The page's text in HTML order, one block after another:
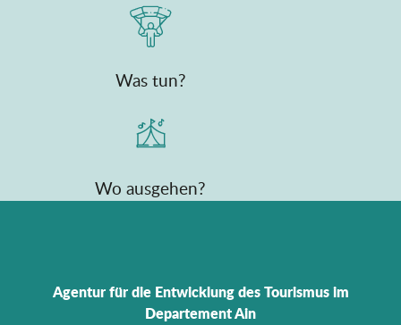
Was tun?
Wo ausgehen?
Agentur für die Entwicklung des Tourismus im
Departement Ain